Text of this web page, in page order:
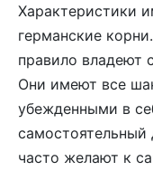
Характеристики
германские
правило владеют
Они имеют все
убежденными в
самостоятельный
часто желают к